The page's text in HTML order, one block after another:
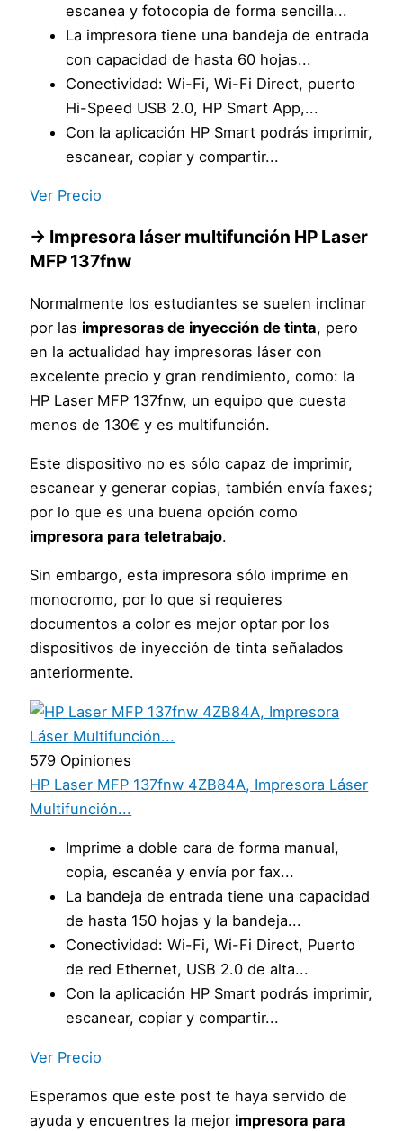
escanea y fotocopia de forma sencilla...
La impresora tiene una bandeja de entrada
con capacidad de hasta 60 hojas...
Conectividad: Wi-Fi, Wi-Fi Direct, puerto
Hi-Speed USB 2.0, HP Smart App,...
Con la aplicación HP Smart podrás imprimir,
escanear, copiar y compartir...
Ver Precio
→ Impresora láser multifunción HP Laser
MFP 137fnw
Normalmente los estudiantes se suelen inclinar
por las impresoras de inyección de tinta, pero
en la actualidad hay impresoras láser con
excelente precio y gran rendimiento, como: la
HP Laser MFP 137fnw, un equipo que cuesta
menos de 130€ y es multifunción.
Este dispositivo no es sólo capaz de imprimir,
escanear y generar copias, también envía faxes;
por lo que es una buena opción como
impresora para teletrabajo.
Sin embargo, esta impresora sólo imprime en
monocromo, por lo que si requieres
documentos a color es mejor optar por los
dispositivos de inyección de tinta señalados
anteriormente.
579 Opiniones
HP Laser MFP 137fnw 4ZB84A, Impresora Láser
Multifunción...
Imprime a doble cara de forma manual,
copia, escanéa y envía por fax...
La bandeja de entrada tiene una capacidad
de hasta 150 hojas y la bandeja...
Conectividad: Wi-Fi, Wi-Fi Direct, Puerto
de red Ethernet, USB 2.0 de alta...
Con la aplicación HP Smart podrás imprimir,
escanear, copiar y compartir...
Ver Precio
Esperamos que este post te haya servido de
ayuda y encuentres la mejor impresora para